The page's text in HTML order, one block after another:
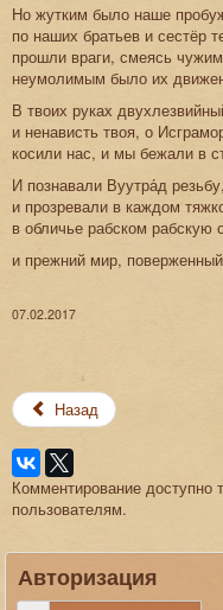
Но жутким было наше
по наших братьев и сестёр
прошли враги, смеясь
неумолимым было их
В твоих руках
и ненависть твоя, о
косили нас, и мы бежали в
И познавали Вуутра́д резьбу,
и прозревали в каждом
в обличье рабском
и прежний мир,
07.02.2017
Назад
Комментирование доступно
пользователям.
Авторизация